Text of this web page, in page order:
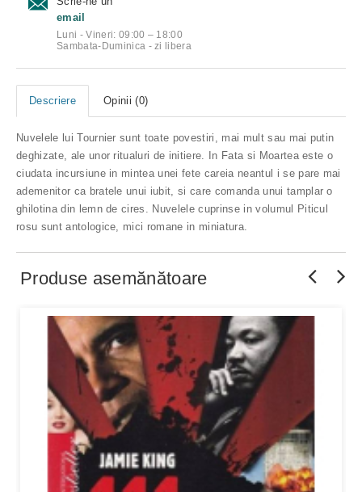
email
Luni - Vineri: 09:00 – 18:00
Sambata-Duminica - zi libera
Descriere Opinii (0)
Nuvelele lui Tournier sunt toate povestiri, mai mult sau mai putin
deghizate, ale unor ritualuri de initiere. In Fata si Moartea este o
ciudata incursiune in mintea unei fete careia neantul i se pare mai
ademenitor ca bratele unui iubit, si care comanda unui tamplar o
ghilotina din lemn de cires. Nuvelele cuprinse in volumul Piticul
rosu sunt antologice, mici romane in miniatura.
Produse asemănătoare